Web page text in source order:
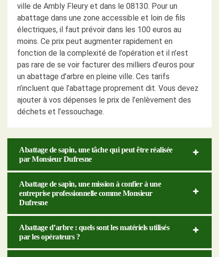
ville de Ambly Fleury et dans le 08130. Pour un
abattage dans une zone accessible et loin de fils
électriques, il faut prévoir dans les 100 euros au
moins. Ce prix peut augmenter rapidement en
fonction de la complexité de l’opération et il n’est
pas rare de se voir facturer des milliers d’euros pour
un abattage d’arbre en pleine ville. Ces tarifs
n’incluent que l’abattage proprement dit. Vous devez
ajouter à vos dépenses le prix de l’enlèvement des
déchets et l’essouchage.
Abattage de sapin, une tâche qui peut être réalisée
par Monsieur Dufresne
Abattage de sapin, une mission à confier à une
entreprise professionnelle comme Monsieur
Dufresne
Abattage d’arbre : quels sont les matériels utilisés
par les opérateurs ?